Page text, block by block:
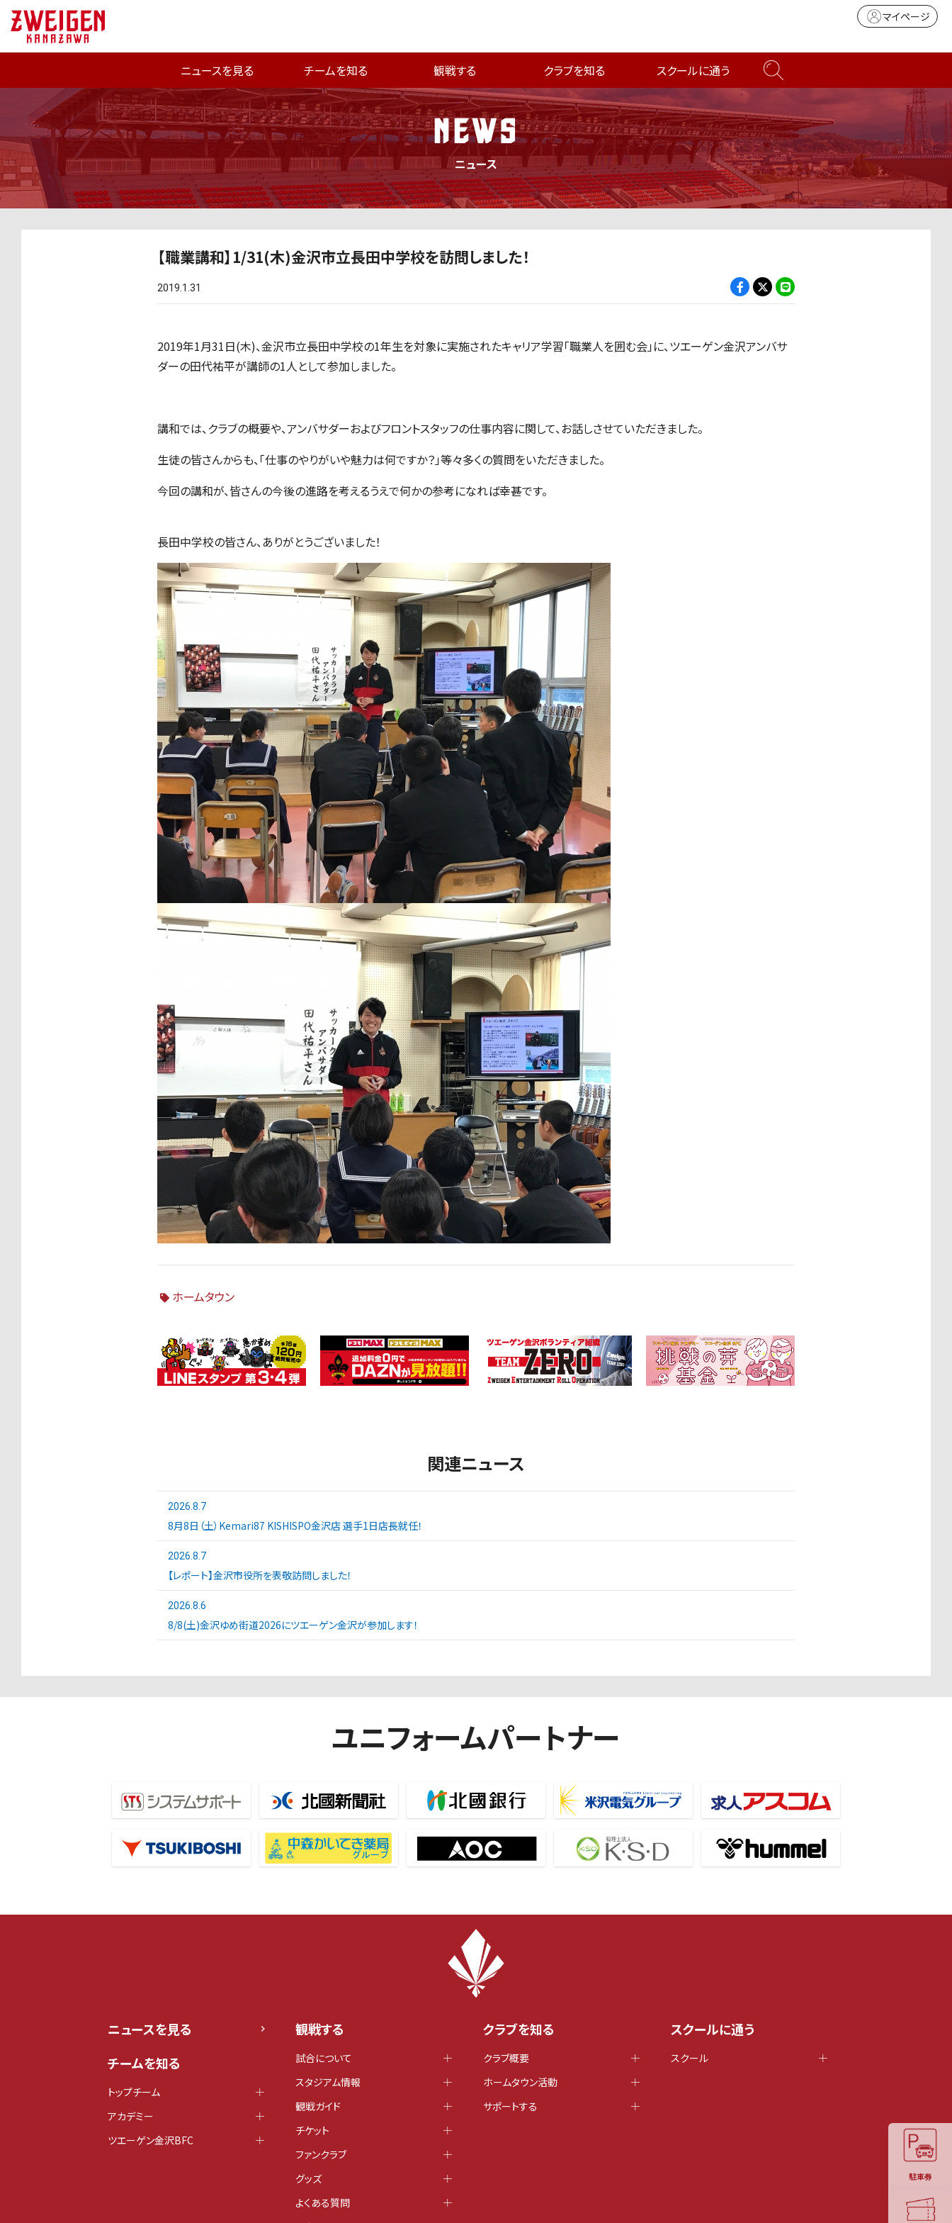
マイページ
ニュースを見る チームを知る 観戦する クラブを知る スクールに通う
NEWS
ニュース
【職業講和】1/31(木)金沢市立長田中学校を訪問しました！
2019.1.31
2019年1月31日(木)、金沢市立長田中学校の1年生を対象に実施されたキャリア学習「職業人を囲む会」に、ツエーゲン金沢アンバサ
ダーの田代祐平が講師の1人として参加しました。
講和では、クラブの概要や、アンバサダーおよびフロントスタッフの仕事内容に関して、お話しさせていただきました。
生徒の皆さんからも、「仕事のやりがいや魅力は何ですか？」等々多くの質問をいただきました。
今回の講和が、皆さんの今後の進路を考えるうえで何かの参考になれば幸甚です。
長田中学校の皆さん、ありがとうございました！
ホームタウン
関連ニュース
2026.8.7
8月8日（土）Kemari87 KISHISPO金沢店 選手1日店長就任！
2026.8.7
【レポート】金沢市役所を表敬訪問しました！
2026.8.6
8/8(土)金沢ゆめ街道2026にツエーゲン金沢が参加します！
ユニフォームパートナー
駐車券
ニュースを見る
チームを知る
トップチーム
アカデミー
ツエーゲン金沢BFC
観戦する
試合について
スタジアム情報
観戦ガイド
チケット
ファンクラブ
グッズ
よくある質問
クラブを知る
クラブ概要
ホームタウン活動
サポートする
スクールに通う
スクール